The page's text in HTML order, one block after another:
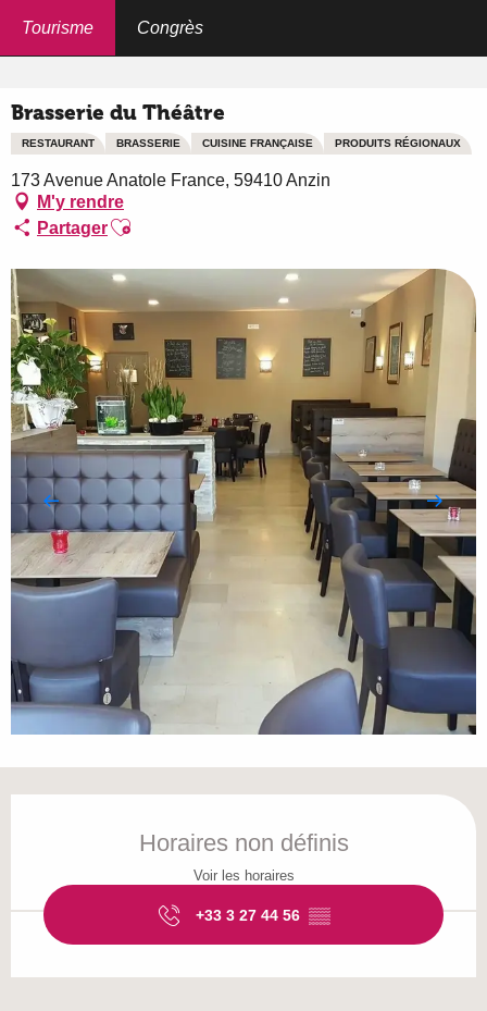
Tourisme Congrès
Brasserie du Théâtre
RESTAURANT BRASSERIE CUISINE FRANÇAISE PRODUITS RÉGIONAUX
173 Avenue Anatole France, 59410 Anzin
M'y rendre
PartagerAjouter aux favoris
Horaires non définis
Voir les horaires
+33 3 27 44 56 ▒▒